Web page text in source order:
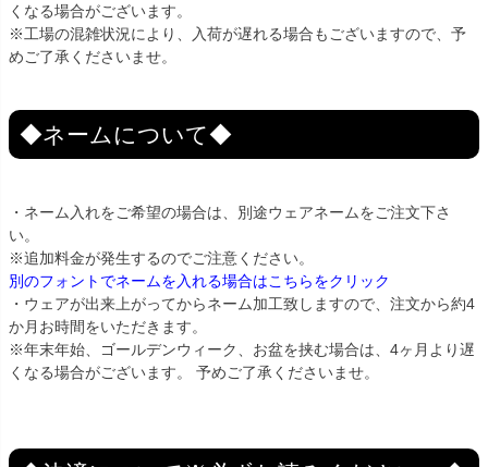
くなる場合がございます。
※工場の混雑状況により、入荷が遅れる場合もございますので、予
めご了承くださいませ。
◆ネームについて◆
・ネーム入れをご希望の場合は、別途ウェアネームをご注文下さ
い。
※追加料金が発生するのでご注意ください。
別のフォントでネームを入れる場合はこちらをクリック
・ウェアが出来上がってからネーム加工致しますので、注文から約4
か月お時間をいただきます。
※年末年始、ゴールデンウィーク、お盆を挟む場合は、4ヶ月より遅
くなる場合がございます。 予めご了承くださいませ。